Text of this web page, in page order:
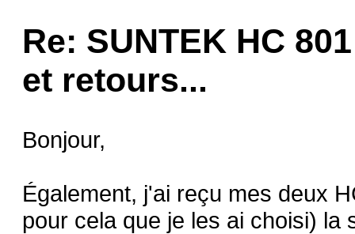
Re: SUNTEK HC
et retours...
Bonjour,
Également, j'ai reçu mes deux
pour cela que je les ai choisi) la